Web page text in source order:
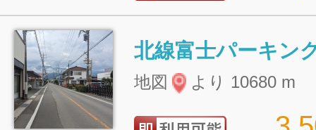
北線富士パーキン
地図 より 10680 m